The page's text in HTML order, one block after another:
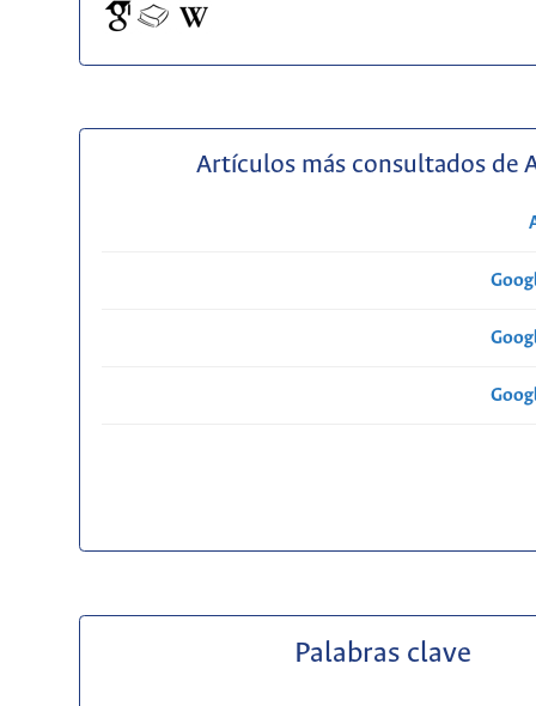
Artículos más consultados de
Palabras clave